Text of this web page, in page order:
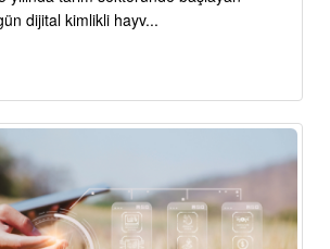
dijital kimlikli hayv...